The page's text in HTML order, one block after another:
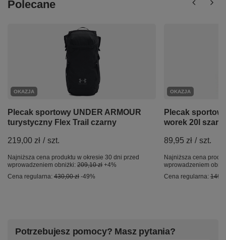
Polecane
OKAZJA
Plecak sportowy UNDER ARMOUR
turystyczny Flex Trail czarny
219,00 zł / szt.
Najniższa cena produktu w okresie 30 dni przed
wprowadzeniem obniżki: 209,10 zł +4%
Cena regularna: 430,00 zł -49%
OKAZJA
Plecak
worek 20l szary
89,95 zł / szt.
Najniższa cena
wprowadzeniem
Cena regularna:
Potrzebujesz pomocy? Masz pytania?